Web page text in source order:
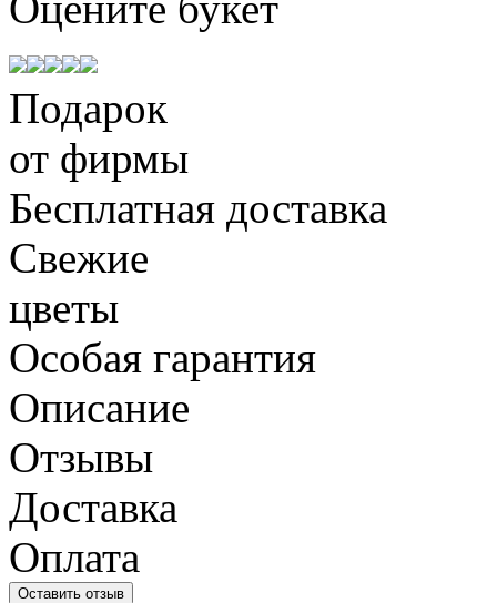
Подарок
от фирмы
Бесплатная доставка
Свежие
цветы
Особая гарантия
Описание
Отзывы
Доставка
Оплата
Оставить отзыв